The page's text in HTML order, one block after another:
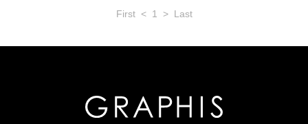
First < 1 > Last